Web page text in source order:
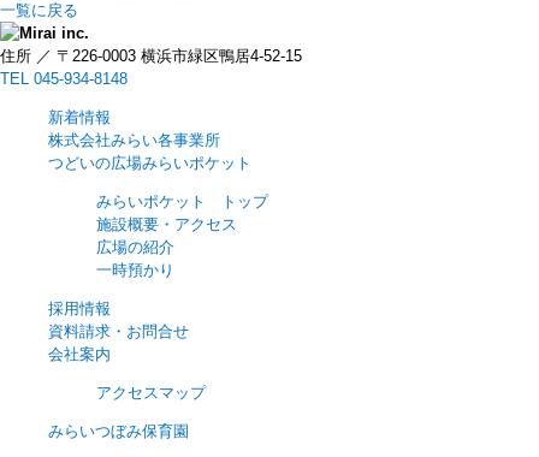
一覧に戻る
住所 ／ 〒226-0003 横浜市緑区鴨居4-52-15
TEL 045-934-8148
新着情報
株式会社みらい各事業所
つどいの広場みらいポケット
みらいポケット トップ
施設概要・アクセス
広場の紹介
一時預かり
採用情報
資料請求・お問合せ
会社案内
アクセスマップ
みらいつぼみ保育園